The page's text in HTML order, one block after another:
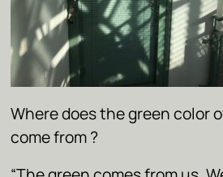
Where does the green color
come from ?